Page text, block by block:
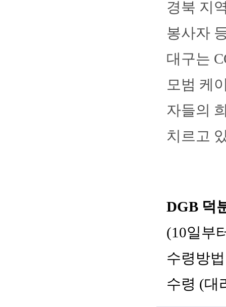
경북 지
봉사자
대구는
모범 케
자들의
치르고
DGB 덕
(10일부
수령방
수령 (대